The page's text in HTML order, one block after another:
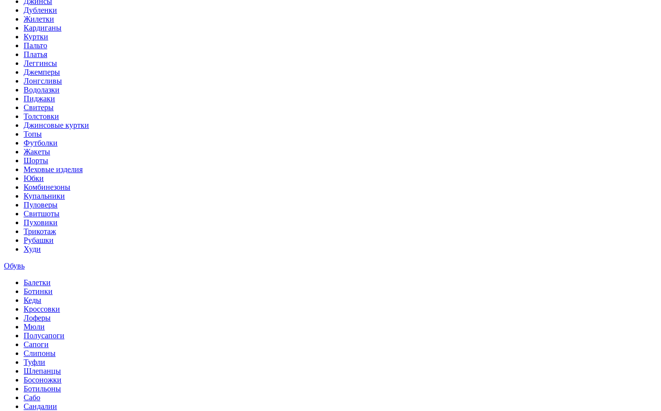
Дубленки
Жилетки
Кардиганы
Куртки
Пальто
Платья
Леггинсы
Джемперы
Лонгсливы
Водолазки
Пиджаки
Свитеры
Толстовки
Джинсовые куртки
Топы
Футболки
Жакеты
Шорты
Меховые изделия
Юбки
Комбинезоны
Купальники
Пуловеры
Свитшоты
Пуховики
Трикотаж
Рубашки
Худи
Обувь
Балетки
Ботинки
Кеды
Кроссовки
Лоферы
Мюли
Полусапоги
Сапоги
Слипоны
Туфли
Шлепанцы
Босоножки
Ботильоны
Сабо
Сандалии